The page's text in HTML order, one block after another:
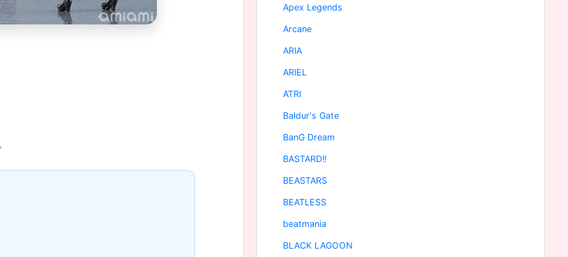
Apex Legends
Arcane
ARIA
ARIEL
ATRI
Baldur's Gate
BanG Dream
BASTARD!!
BEASTARS
BEATLESS
beatmania
BLACK LAGOON